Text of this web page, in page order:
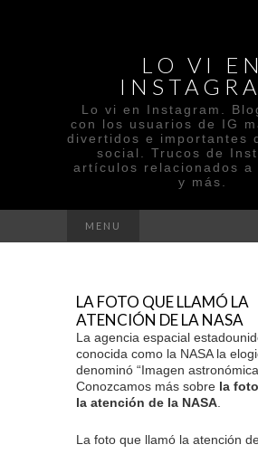
LO VI EN
Lo vi en Instagram.
con los usuarios de IG
divertidos e importantes
social. Trucos de
artículos relacionados a
y más.
MENU
LA FOTO QUE LLAMÓ LA
ATENCIÓN DE LA NASA
La agencia espacial
conocida como la NASA la
denominó “Imagen
Conozcamos más sobre la
la atención de la NASA
La foto que llamó la atención